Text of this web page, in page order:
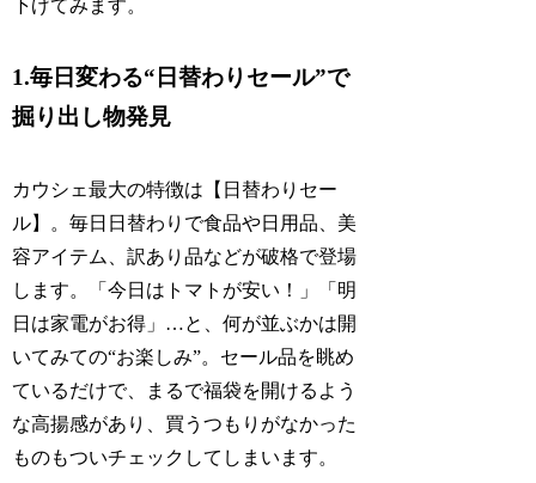
下げてみます。
1.毎日変わる“日替わりセール”で
掘り出し物発見
カウシェ最大の特徴は【日替わりセー
ル】。毎日日替わりで食品や日用品、美
容アイテム、訳あり品などが破格で登場
します。「今日はトマトが安い！」「明
日は家電がお得」…と、何が並ぶかは開
いてみての“お楽しみ”。セール品を眺め
ているだけで、まるで福袋を開けるよう
な高揚感があり、買うつもりがなかった
ものもついチェックしてしまいます。